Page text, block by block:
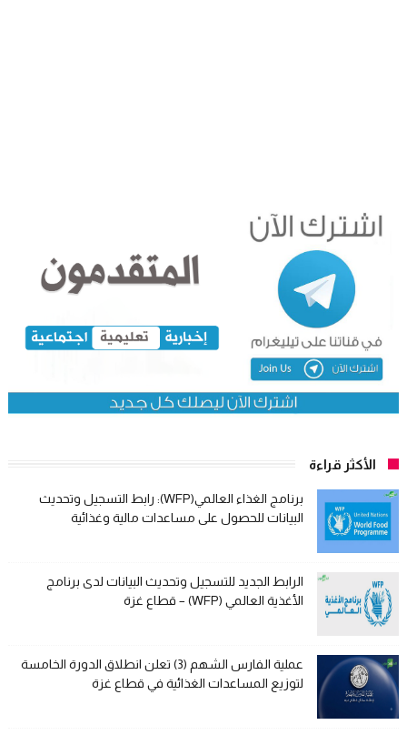
الأكثر قراءة
برنامج الغذاء العالمي(WFP): رابط التسجيل وتحديث
البيانات للحصول على مساعدات مالية وغذائية
الرابط الجديد للتسجيل وتحديث البيانات لدى برنامج
الأغذية العالمي (WFP) – قطاع غزة
عملية الفارس الشهم (3) تعلن انطلاق الدورة الخامسة
لتوزيع المساعدات الغذائية في قطاع غزة